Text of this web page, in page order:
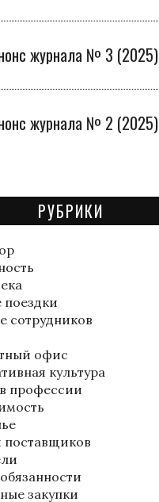
журнала № 3 (2025)
журнала № 2 (2025)
РУБРИКИ
поездки
сотрудников
офис
культура
профессии
поставщиков
закупки